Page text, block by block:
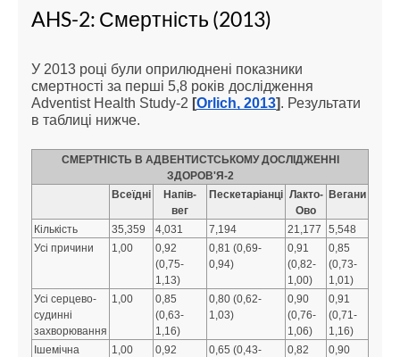
AHS-2: Смертність (2013)
У 2013 році були оприлюднені показники
смертності за перші 5,8 років дослідження
Adventist Health Study-2 [Orlich, 2013]. Результати
в таблиці нижче.
СМЕРТНІСТЬ В АДВЕНТИСТСЬКОМУ ДОСЛІДЖЕННІ
ЗДОРОВ'Я-2
Всеїдні
Напів-
вег
Пескетаріанці Лакто-
Ово
Вегани
Кількість 35,359 4,031 7,194 21,177
5,548
Усі причини
1,00
0,92
(0,75-
1,13)
0,81 (0,69-
0,94)
0,91
(0,82-
1,00)
0,85
(0,73-
1,01)
Усі серцево-
судинні
захворювання
1,00
0,85
(0,63-
1,16)
0,80 (0,62-
1,03)
0,90
(0,76-
1,06)
0,91
(0,71-
1,16)
Ішемічна
1,00
0,92
0,65 (0,43-
0,82
0,90